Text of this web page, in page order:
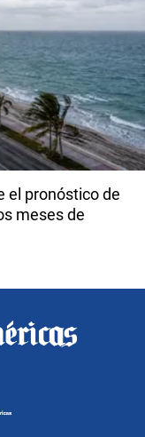
el pronóstico de
meses de